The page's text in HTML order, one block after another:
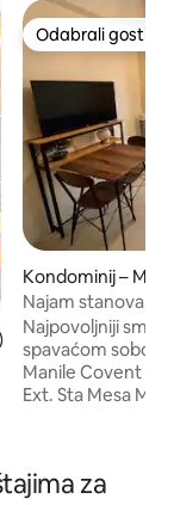
gosti”
4,98/5,
Odabrali gosti
Odabrali gosti
Kondominij –
Najam stanova
Najpovoljniji
spavaćom
Manile Covent Garden, Sta. Mesa Santol
Ext. Sta Mesa Manila – Savršen
u središtu Metro
za